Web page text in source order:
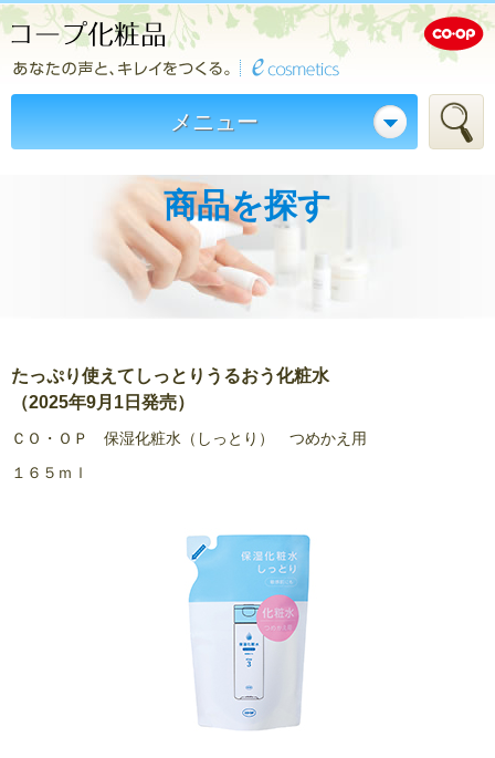
メニュー
商品を探す
たっぷり使えてしっとりうるおう化粧水
（2025年9月1日発売）
ＣＯ・ＯＰ 保湿化粧水（しっとり） つめかえ用
１６５ｍｌ